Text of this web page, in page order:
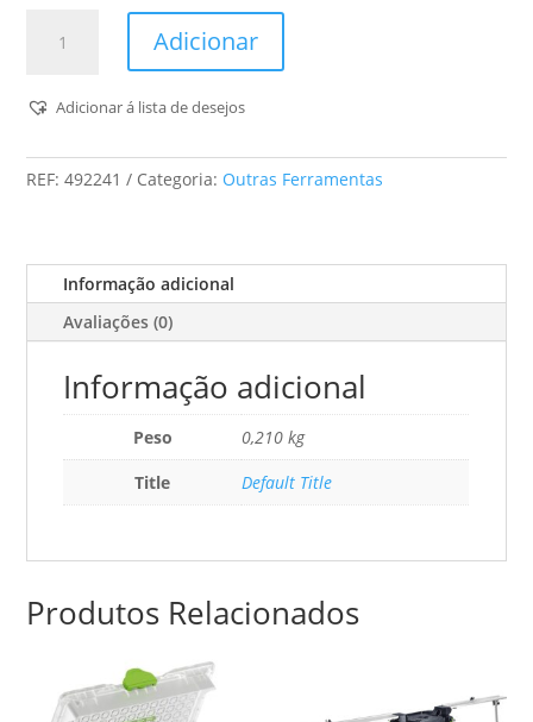
Farpas
50
Sp/10
Adicionar
Adicionar á lista de desejos
REF:492241 Categoria: Outras Ferramentas
Informação adicional
Avaliações (0)
Informação adicional
Peso
0,210 kg
Title
Default Title
Produtos Relacionados